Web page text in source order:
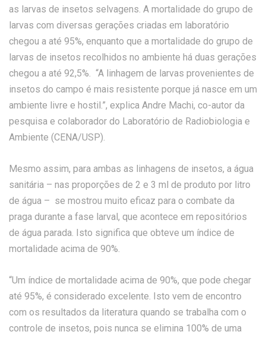
as larvas de insetos selvagens. A mortalidade do grupo de
larvas com diversas gerações criadas em laboratório
chegou a até 95%, enquanto que a mortalidade do grupo de
larvas de insetos recolhidos no ambiente há duas gerações
chegou a até 92,5%. “A linhagem de larvas provenientes de
insetos do campo é mais resistente porque já nasce em um
ambiente livre e hostil.”, explica Andre Machi, co-autor da
pesquisa e colaborador do Laboratório de Radiobiologia e
Ambiente (CENA/USP).
Mesmo assim, para ambas as linhagens de insetos, a água
sanitária – nas proporções de 2 e 3 ml de produto por litro
de água – se mostrou muito eficaz para o combate da
praga durante a fase larval, que acontece em repositórios
de água parada. Isto significa que obteve um índice de
mortalidade acima de 90%.
“Um índice de mortalidade acima de 90%, que pode chegar
até 95%, é considerado excelente. Isto vem de encontro
com os resultados da literatura quando se trabalha com o
controle de insetos, pois nunca se elimina 100% de uma